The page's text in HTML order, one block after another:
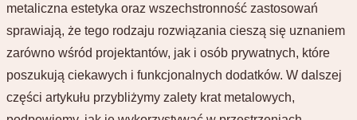
metaliczna estetyka oraz wszechstronność zastosowań
sprawiają, że tego rodzaju rozwiązania cieszą się uznaniem
zarówno wśród projektantów, jak i osób prywatnych, które
poszukują ciekawych i funkcjonalnych dodatków. W dalszej
części artykułu przybliżymy zalety krat metalowych,